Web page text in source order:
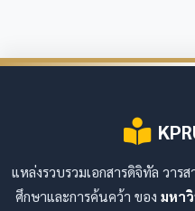
แหล่งรวบรวมเอกสารดิจิทัล วาร
ศึกษาและการค้นคว้า ของ มหา